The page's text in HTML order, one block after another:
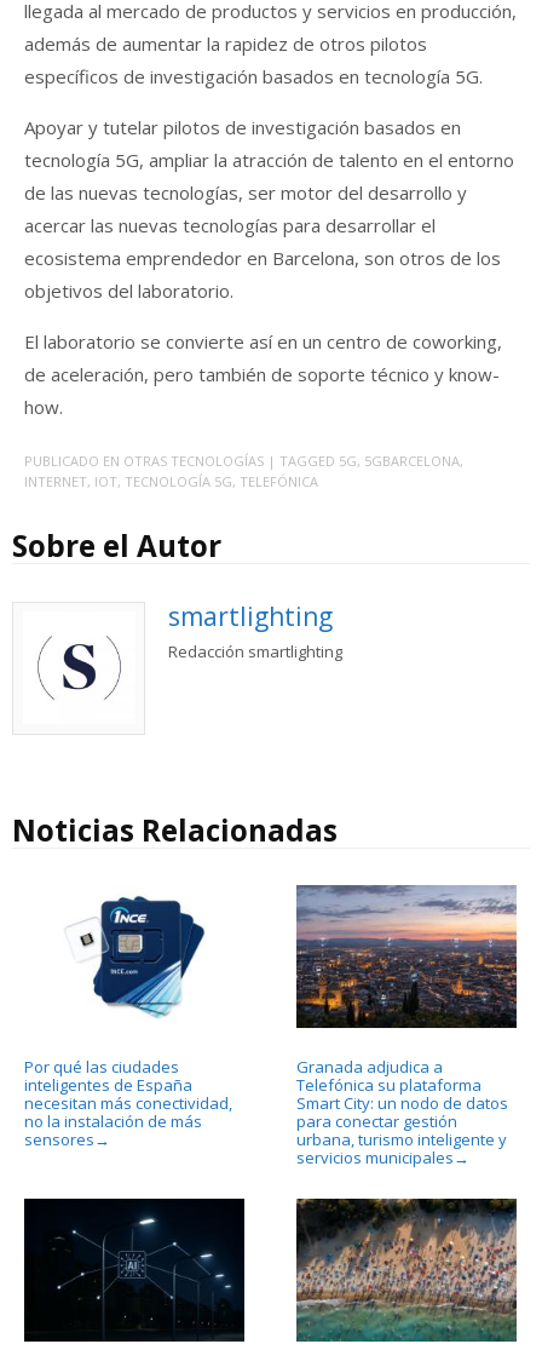
llegada al mercado de productos y servicios en producción,
además de aumentar la rapidez de otros pilotos
específicos de investigación basados en tecnología 5G.
Apoyar y tutelar pilotos de investigación basados en
tecnología 5G, ampliar la atracción de talento en el entorno
de las nuevas tecnologías, ser motor del desarrollo y
acercar las nuevas tecnologías para desarrollar el
ecosistema emprendedor en Barcelona, son otros de los
objetivos del laboratorio.
El laboratorio se convierte así en un centro de coworking,
de aceleración, pero también de soporte técnico y know-
how.
PUBLICADO EN OTRAS TECNOLOGÍAS | TAGGED 5G, 5GBARCELONA,
INTERNET, IOT, TECNOLOGÍA 5G, TELEFÓNICA
Sobre el Autor
smartlighting
Redacción smartlighting
Noticias Relacionadas
Por qué las ciudades
inteligentes de España
necesitan más conectividad,
no la instalación de más
sensores →
Granada adjudica a
Telefónica su plataforma
Smart City: un nodo de datos
para conectar gestión
urbana, turismo inteligente y
servicios municipales →